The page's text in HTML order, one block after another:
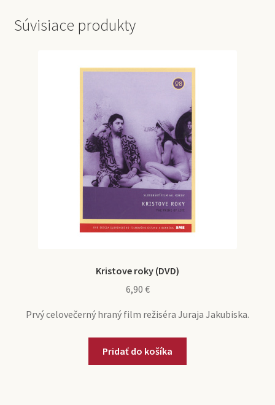
Súvisiace produkty
Kristove roky (DVD)
6,90 €
Prvý celovečerný hraný film režiséra Juraja Jakubiska.
Pridať do košíka